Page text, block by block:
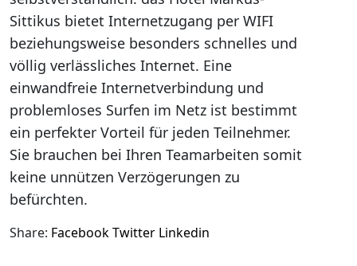
Sittikus bietet Internetzugang per WIFI
beziehungsweise besonders schnelles und
völlig verlässliches Internet. Eine
einwandfreie Internetverbindung und
problemloses Surfen im Netz ist bestimmt
ein perfekter Vorteil für jeden Teilnehmer.
Sie brauchen bei Ihren Teamarbeiten somit
keine unnützen Verzögerungen zu
befürchten.
Share: FacebookTwitter Linkedin